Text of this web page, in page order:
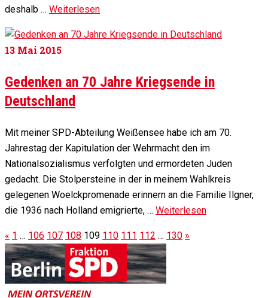
deshalb … Weiterlesen
13 Mai 2015
Gedenken an 70 Jahre Kriegsende in
Deutschland
Mit meiner SPD-Abteilung Weißensee habe ich am 70.
Jahrestag der Kapitulation der Wehrmacht den im
Nationalsozialismus verfolgten und ermordeten Juden
gedacht. Die Stolpersteine in der in meinem Wahlkreis
gelegenen Woelckpromenade erinnern an die Familie Ilgner,
die 1936 nach Holland emigrierte, … Weiterlesen
« 1 … 106 107 108 109 110 111 112 … 130 »